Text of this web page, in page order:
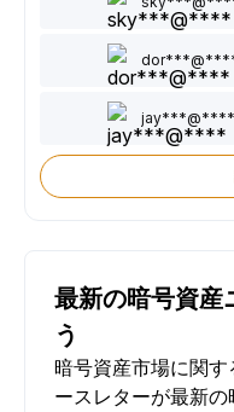
jay***@****
最新の暗号資産
う
暗号資産市場に関
ースレターが最新